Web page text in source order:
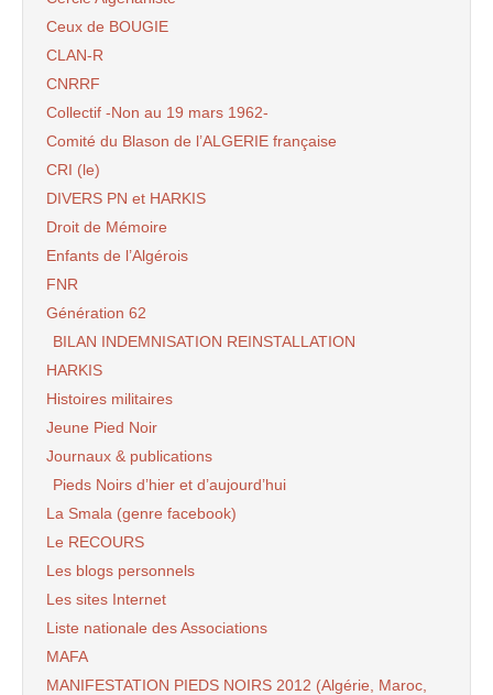
Ceux de BOUGIE
CLAN-R
CNRRF
Collectif -Non au 19 mars 1962-
Comité du Blason de l’ALGERIE française
CRI (le)
DIVERS PN et HARKIS
Droit de Mémoire
Enfants de l’Algérois
FNR
Génération 62
BILAN INDEMNISATION REINSTALLATION
HARKIS
Histoires militaires
Jeune Pied Noir
Journaux & publications
Pieds Noirs d’hier et d’aujourd’hui
La Smala (genre facebook)
Le RECOURS
Les blogs personnels
Les sites Internet
Liste nationale des Associations
MAFA
MANIFESTATION PIEDS NOIRS 2012 (Algérie, Maroc,